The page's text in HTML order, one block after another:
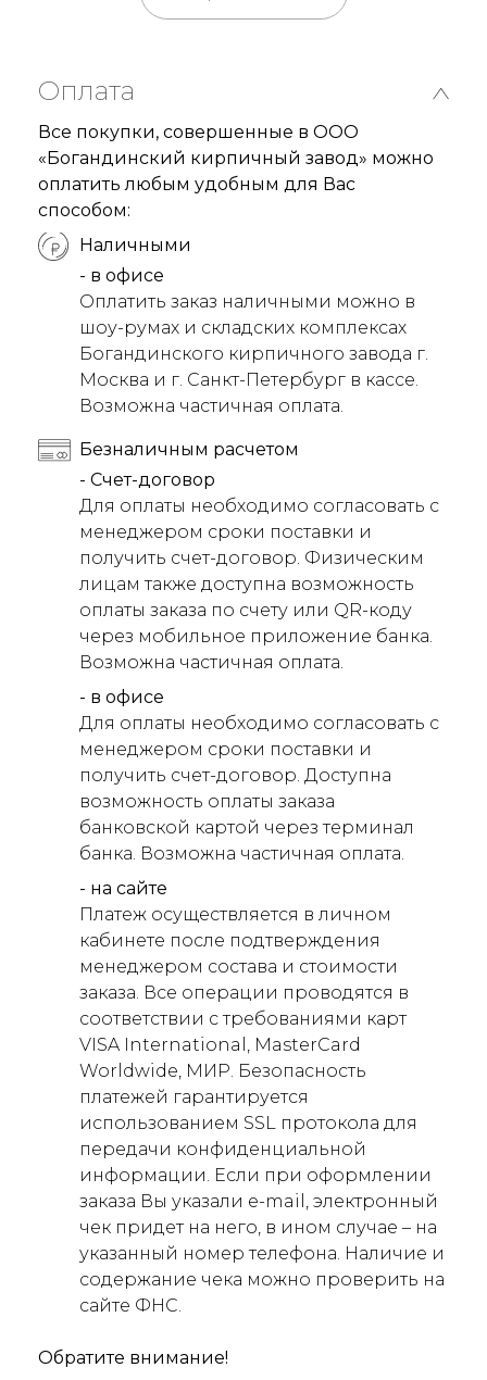
Оплата
Все покупки, совершенные в ООО
«Богандинский кирпичный завод» можно
оплатить любым удобным для Вас
способом:
Наличными
- в офисе
Оплатить заказ наличными можно в
шоу-румах и складских комплексах
Богандинского кирпичного завода г.
Москва и г. Санкт-Петербург в кассе.
Возможна частичная оплата.
Безналичным расчетом
- Счет-договор
Для оплаты необходимо согласовать с
менеджером сроки поставки и
получить счет-договор. Физическим
лицам также доступна возможность
оплаты заказа по счету или QR-коду
через мобильное приложение банка.
Возможна частичная оплата.
- в офисе
Для оплаты необходимо согласовать с
менеджером сроки поставки и
получить счет-договор. Доступна
возможность оплаты заказа
банковской картой через терминал
банка. Возможна частичная оплата.
- на сайте
Платеж осуществляется в личном
кабинете после подтверждения
менеджером состава и стоимости
заказа. Все операции проводятся в
соответствии с требованиями карт
VISA International, MasterCard
Worldwide, МИР. Безопасность
платежей гарантируется
использованием SSL протокола для
передачи конфиденциальной
информации. Если при оформлении
заказа Вы указали e-mail, электронный
чек придет на него, в ином случае – на
указанный номер телефона. Наличие и
содержание чека можно проверить на
сайте ФНС.
Обратите внимание!